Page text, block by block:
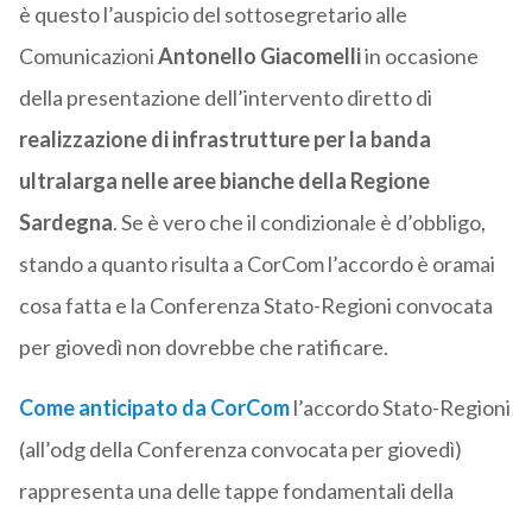
è questo l’auspicio del sottosegretario alle
ComunicazioniAntonello Giacomelliin occasione
della presentazione dell’intervento diretto di
realizzazione di infrastrutture per la banda
ultralarga nelle aree bianche della Regione
Sardegna. Se è vero che il condizionale è d’obbligo,
stando a quanto risulta a CorCom l’accordo è oramai
cosa fatta e la Conferenza Stato-Regioni convocata
per giovedì non dovrebbe che ratificare.
Come anticipato da CorComl’accordo Stato-Regioni
(all’odg della Conferenza convocata per giovedì)
rappresenta una delle tappe fondamentali della